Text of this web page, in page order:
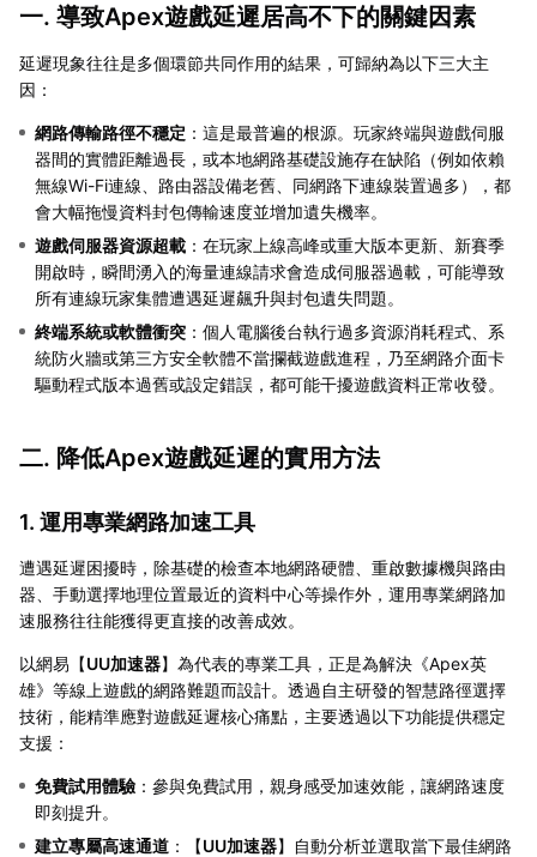
一. 導致Apex遊戲延遲居高不下的關鍵因素
延遲現象往往是多個環節共同作用的結果，可歸納為以下三大主
因：
網路傳輸路徑不穩定 ：這是最普遍的根源。玩家終端與遊戲伺服
器間的實體距離過長，或本地網路基礎設施存在缺陷（例如依賴
無線Wi-Fi連線、路由器設備老舊、同網路下連線裝置過多），都
會大幅拖慢資料封包傳輸速度並增加遺失機率。
遊戲伺服器資源超載 ：在玩家上線高峰或重大版本更新、新賽季
開啟時，瞬間湧入的海量連線請求會造成伺服器過載，可能導致
所有連線玩家集體遭遇延遲飆升與封包遺失問題。
終端系統或軟體衝突 ：個人電腦後台執行過多資源消耗程式、系
統防火牆或第三方安全軟體不當攔截遊戲進程，乃至網路介面卡
驅動程式版本過舊或設定錯誤，都可能干擾遊戲資料正常收發。
二. 降低Apex遊戲延遲的實用方法
1. 運用專業網路加速工具
遭遇延遲困擾時，除基礎的檢查本地網路硬體、重啟數據機與路由
器、手動選擇地理位置最近的資料中心等操作外，運用專業網路加
速服務往往能獲得更直接的改善成效。
以網易【UU加速器】為代表的專業工具，正是為解決《Apex英
雄》等線上遊戲的網路難題而設計。透過自主研發的智慧路徑選擇
技術，能精準應對遊戲延遲核心痛點，主要透過以下功能提供穩定
支援：
免費試用體驗 ：參與免費試用，親身感受加速效能，讓網路速度
即刻提升。
建立專屬高速通道 ：【UU加速器】自動分析並選取當下最佳網路